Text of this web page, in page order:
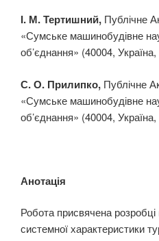
І. М. Тертишний, Публічне
«Сумське машинобудівне
об’єднання» (40004,
С. О. Прилипко, Публічне
«Сумське машинобудівне
об’єднання» (40004,
Анотація
Робота присвячена
системної характеристики